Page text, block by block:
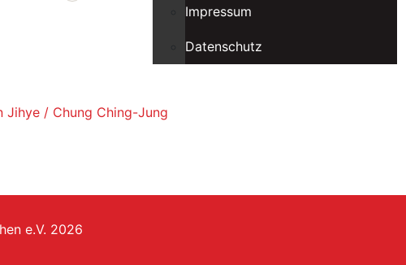
Impressum
Datenschutz
Jihye / Chung Ching-Jung
e.V. 2026